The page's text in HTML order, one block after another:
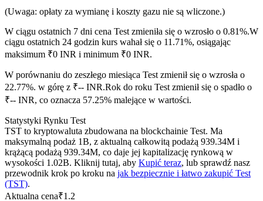
Kontrakty terminowe na USDC
Kontrakty futures wykorzystujące USDC jako zabezpieczenie
(Uwaga: opłaty za wymianę i koszty gazu nie są wliczone.)
W ciągu ostatnich 7 dni cena Test zmieniła się o wzrosło o 0.81%.W
ciągu ostatnich 24 godzin kurs wahał się o 11.71%, osiągając
maksimum ₹0 INR i minimum ₹0 INR.
W porównaniu do zeszłego miesiąca Test zmienił się o wzrosła o
22.77%. w górę z ₹-- INR.Rok do roku Test zmienił się o spadło o
₹-- INR, co oznacza 57.25% malejące w wartości.
Statystyki Rynku Test
TST to kryptowaluta zbudowana na blockchainie Test. Ma
maksymalną podaż 1B, z aktualną całkowitą podażą 939.34M i
krążącą podażą 939.34M, co daje jej kapitalizację rynkową w
wysokości 1.02B. Kliknij tutaj, aby Kupić teraz, lub sprawdź nasz
przewodnik krok po kroku na jak bezpiecznie i łatwo zakupić Test
(TST).
Aktualna cena₹1.2